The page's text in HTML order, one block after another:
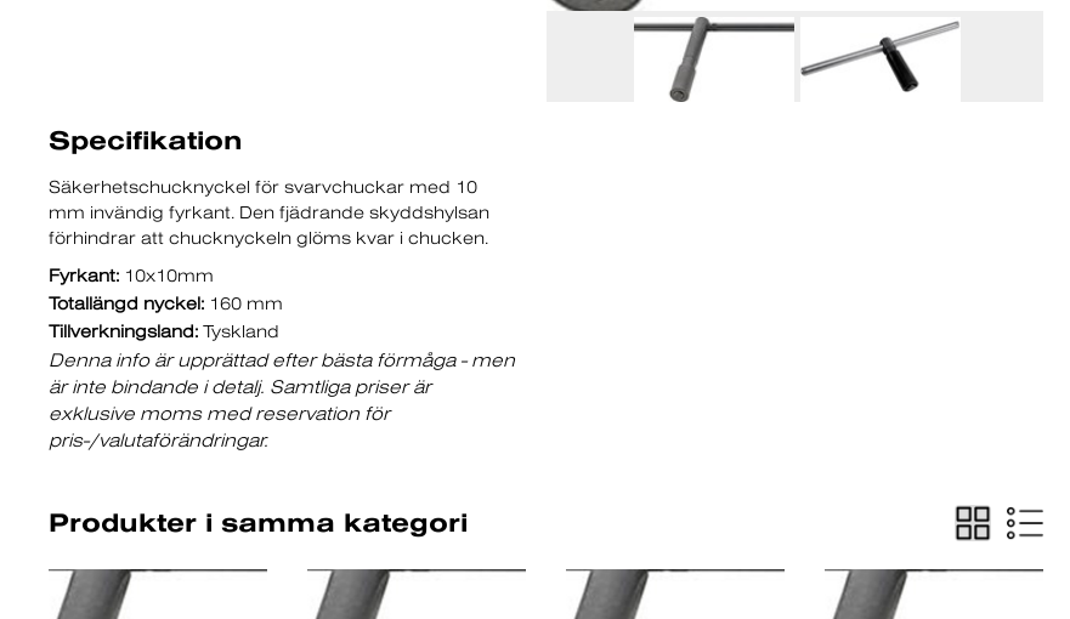
Specifikation
Säkerhetschucknyckel för svarvchuckar med 10
mm invändig fyrkant. Den fjädrande skyddshylsan
förhindrar att chucknyckeln glöms kvar i chucken.
Fyrkant: 10x10mm
Totallängd nyckel: 160 mm
Tillverkningsland: Tyskland
Denna info är upprättad efter bästa förmåga - men
är inte bindande i detalj. Samtliga priser är
exklusive moms med reservation för
pris-/valutaförändringar.
Produkter i samma kategori